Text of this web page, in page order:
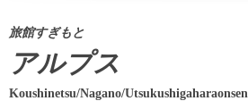
旅館すぎもと
アルプス
Koushinetsu/Nagano/Utsukushigaharaonsen